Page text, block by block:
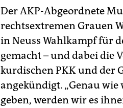
Der AKP-Abgeordnete
rechtsextremen Grauen
in Neuss Wahlkampf für
gemacht – und dabei die
kurdischen PKK und der
angekündigt. „Genau
geben, werden wir es